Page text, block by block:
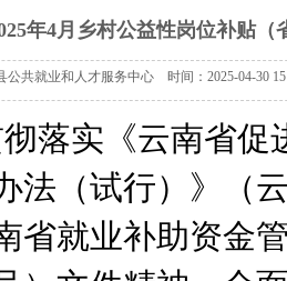
年4月乡村公益性岗位补贴
公共就业和人才服务中心 时间：2025-04-30
落实《云南省促
法（试行）》（
省就业补助资金